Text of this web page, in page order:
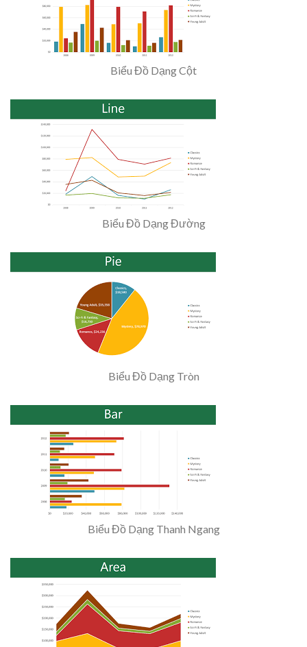
Biểu Đồ Dạng Cột
Biểu Đồ Dạng Đường
Biểu Đồ Dạng Tròn
Biểu Đồ Dạng Thanh Ngang